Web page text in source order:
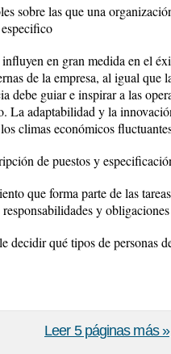
sobre las que una
en gran medida en el
de la empresa, al igual que
debe guiar e inspirar a las
La adaptabilidad y la
climas económicos
de puestos y
que forma parte de las
y
decidir qué tipos de personas
Leer 5 páginas más »